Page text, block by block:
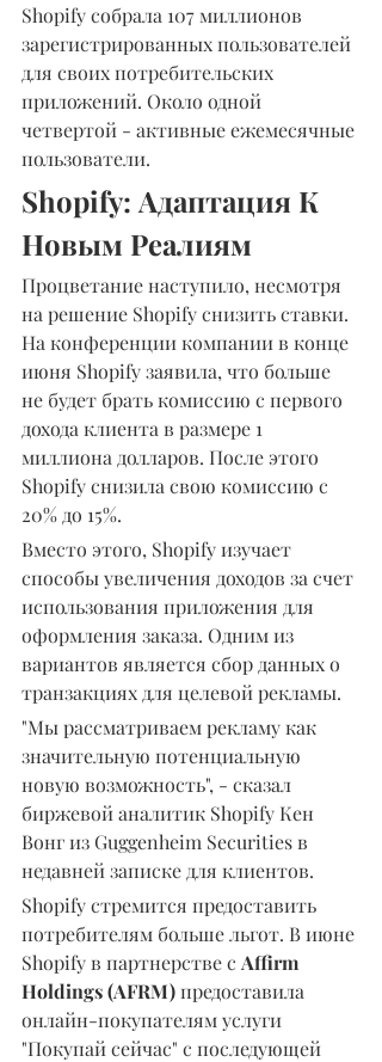
Shopify собрала 107 миллионов
зарегистрированных пользователей
для своих потребительских
приложений. Около одной
четвертой - активные ежемесячные
пользователи.
Shopify: Адаптация К
Новым Реалиям
Процветание наступило, несмотря
на решение Shopify снизить ставки.
На конференции компании в конце
июня Shopify заявила, что больше
не будет брать комиссию с первого
дохода клиента в размере 1
миллиона долларов. После этого
Shopify снизила свою комиссию с
20% до 15%.
Вместо этого, Shopify изучает
способы увеличения доходов за счет
использования приложения для
оформления заказа. Одним из
вариантов является сбор данных о
транзакциях для целевой рекламы.
"Мы рассматриваем рекламу как
значительную потенциальную
новую возможность", - сказал
биржевой аналитик Shopify Кен
Вонг из Guggenheim Securities в
недавней записке для клиентов.
Shopify стремится предоставить
потребителям больше льгот. В июне
Shopify в партнерстве с Affirm
Holdings (AFRM) предоставила
онлайн-покупателям услуги
"Покупай сейчас" с последующей